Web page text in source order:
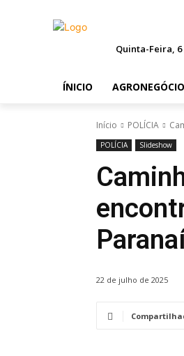
Quinta-Feira, 6
ÍNICIO
Início POLÍCIA
POLÍCIA Slideshow
22 de julho de 2025